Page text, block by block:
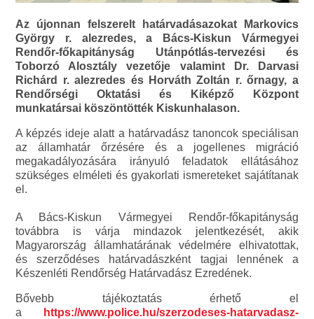
Az újonnan felszerelt határvadásazokat Markovics
György r. alezredes, a Bács-Kiskun Vármegyei
Rendőr-főkapitányság Utánpótlás-tervezési és
Toborzó Alosztály vezetője valamint Dr. Darvasi
Richárd r. alezredes és Horváth Zoltán r. őrnagy, a
Rendőrségi Oktatási és Kiképző Központ
munkatársai köszöntötték Kiskunhalason.
A képzés ideje alatt a határvadász tanoncok speciálisan
az államhatár őrzésére és a jogellenes migráció
megakadályozására irányuló feladatok ellátásához
szükséges elméleti és gyakorlati ismereteket sajátítanak
el.
A Bács-Kiskun Vármegyei Rendőr-főkapitányság
továbbra is várja mindazok jelentkezését, akik
Magyarország államhatárának védelmére elhivatottak,
és szerződéses határvadászként tagjai lennének a
Készenléti Rendőrség Határvadász Ezredének.
Bővebb tájékoztatás érhető el
a
https://www.police.hu/szerzodeses-hatarvadasz-